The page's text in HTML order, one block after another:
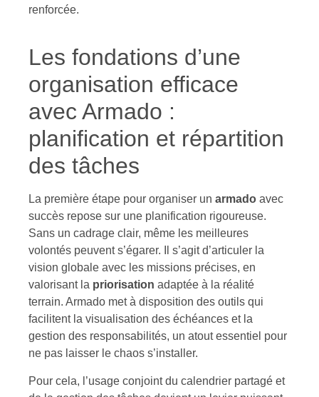
renforcée.
Les fondations d’une
organisation efficace
avec Armado :
planification et répartition
des tâches
La première étape pour organiser un armado avec
succès repose sur une planification rigoureuse.
Sans un cadrage clair, même les meilleures
volontés peuvent s’égarer. Il s’agit d’articuler la
vision globale avec les missions précises, en
valorisant la priorisation adaptée à la réalité
terrain. Armado met à disposition des outils qui
facilitent la visualisation des échéances et la
gestion des responsabilités, un atout essentiel pour
ne pas laisser le chaos s’installer.
Pour cela, l’usage conjoint du calendrier partagé et